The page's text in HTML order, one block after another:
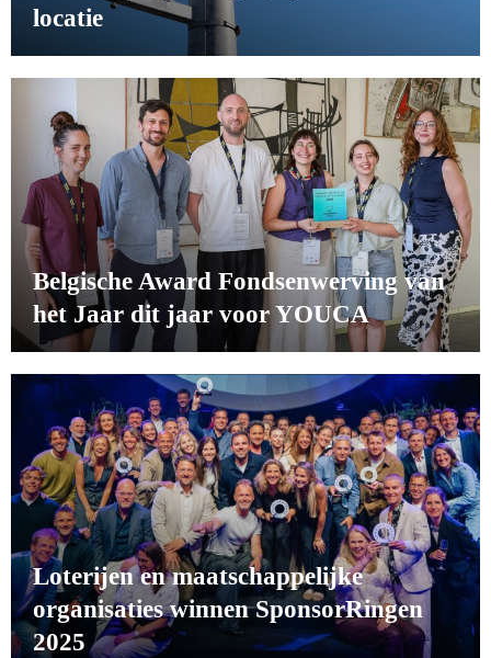
locatie
Belgische Award Fondsenwerving van
het Jaar dit jaar voor YOUCA
Loterijen en maatschappelijke
organisaties winnen SponsorRingen
2025